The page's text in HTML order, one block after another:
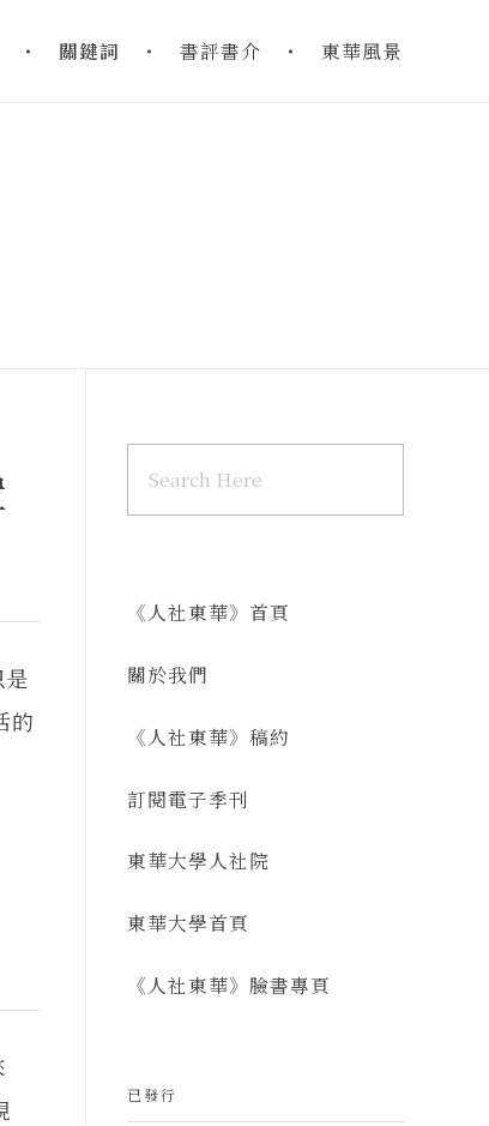
關鍵詞 書評書介 東華風景
的
《人社東華》首頁
關於我們
《人社東華》稿約
訂閱電子季刊
東華大學人社院
東華大學首頁
《人社東華》臉書專頁
已發行